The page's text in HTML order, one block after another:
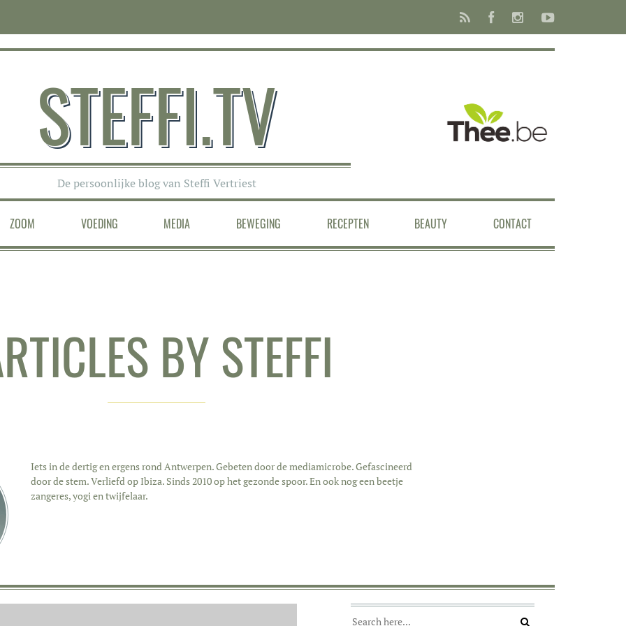
STEFFI.TV
De persoonlijke blog van Steffi Vertriest
ZOOM VOEDING MEDIA BEWEGING RECEPTEN BEAUTY CONTACT
BY STEFFI
Iets in de dertig en ergens rond Antwerpen. Gebeten door de mediamicrobe. Gefascineerd
door de stem. Verliefd op Ibiza. Sinds 2010 op het gezonde spoor. En ook nog een beetje
zangeres, yogi en twijfelaar.